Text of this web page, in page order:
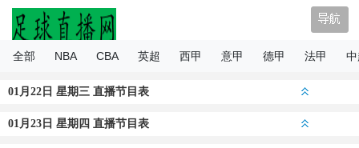
全部 NBA CBA 英超 西甲 意甲 德甲 法甲
01月22日 星期三 直播节目表
01月23日 星期四 直播节目表